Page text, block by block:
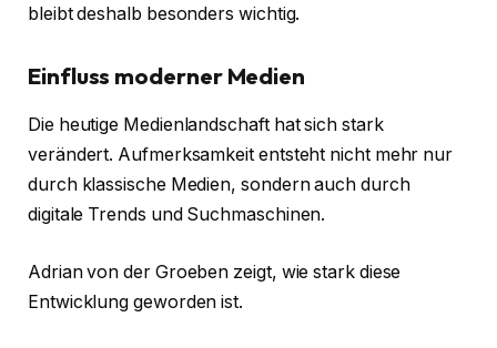
bleibt deshalb besonders wichtig.
Einfluss moderner Medien
Die heutige Medienlandschaft hat sich stark
verändert. Aufmerksamkeit entsteht nicht mehr nur
durch klassische Medien, sondern auch durch
digitale Trends und Suchmaschinen.
Adrian von der Groeben zeigt, wie stark diese
Entwicklung geworden ist.